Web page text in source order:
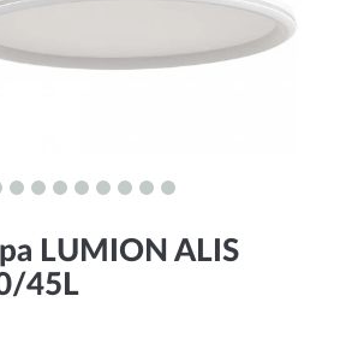
LUMION ALIS
45L